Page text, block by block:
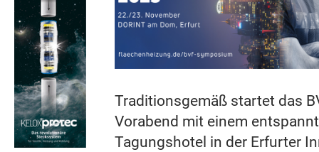
Traditionsgemäß startet das
Vorabend mit einem
Tagungshotel in der Erfurter